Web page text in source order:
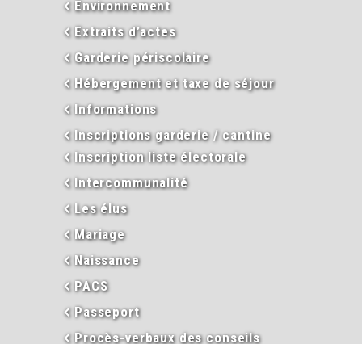
Environnement
Extraits d’actes
Garderie périscolaire
Hébergement et taxe de séjour
Informations
Inscriptions garderie / cantine
Inscription liste électorale
Intercommunalité
Les élus
Mariage
Naissance
PACS
Passeport
Procès-verbaux des conseils